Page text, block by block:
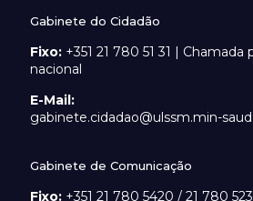
Gabinete do Cidadão
Fixo: +351 21 780 51 31 | Chamada
nacional
E-Mail:
gabinete.cidadao@ulssm.min-
Gabinete de Comunicação
Fixo: +351 21 780 5420 / 21 780